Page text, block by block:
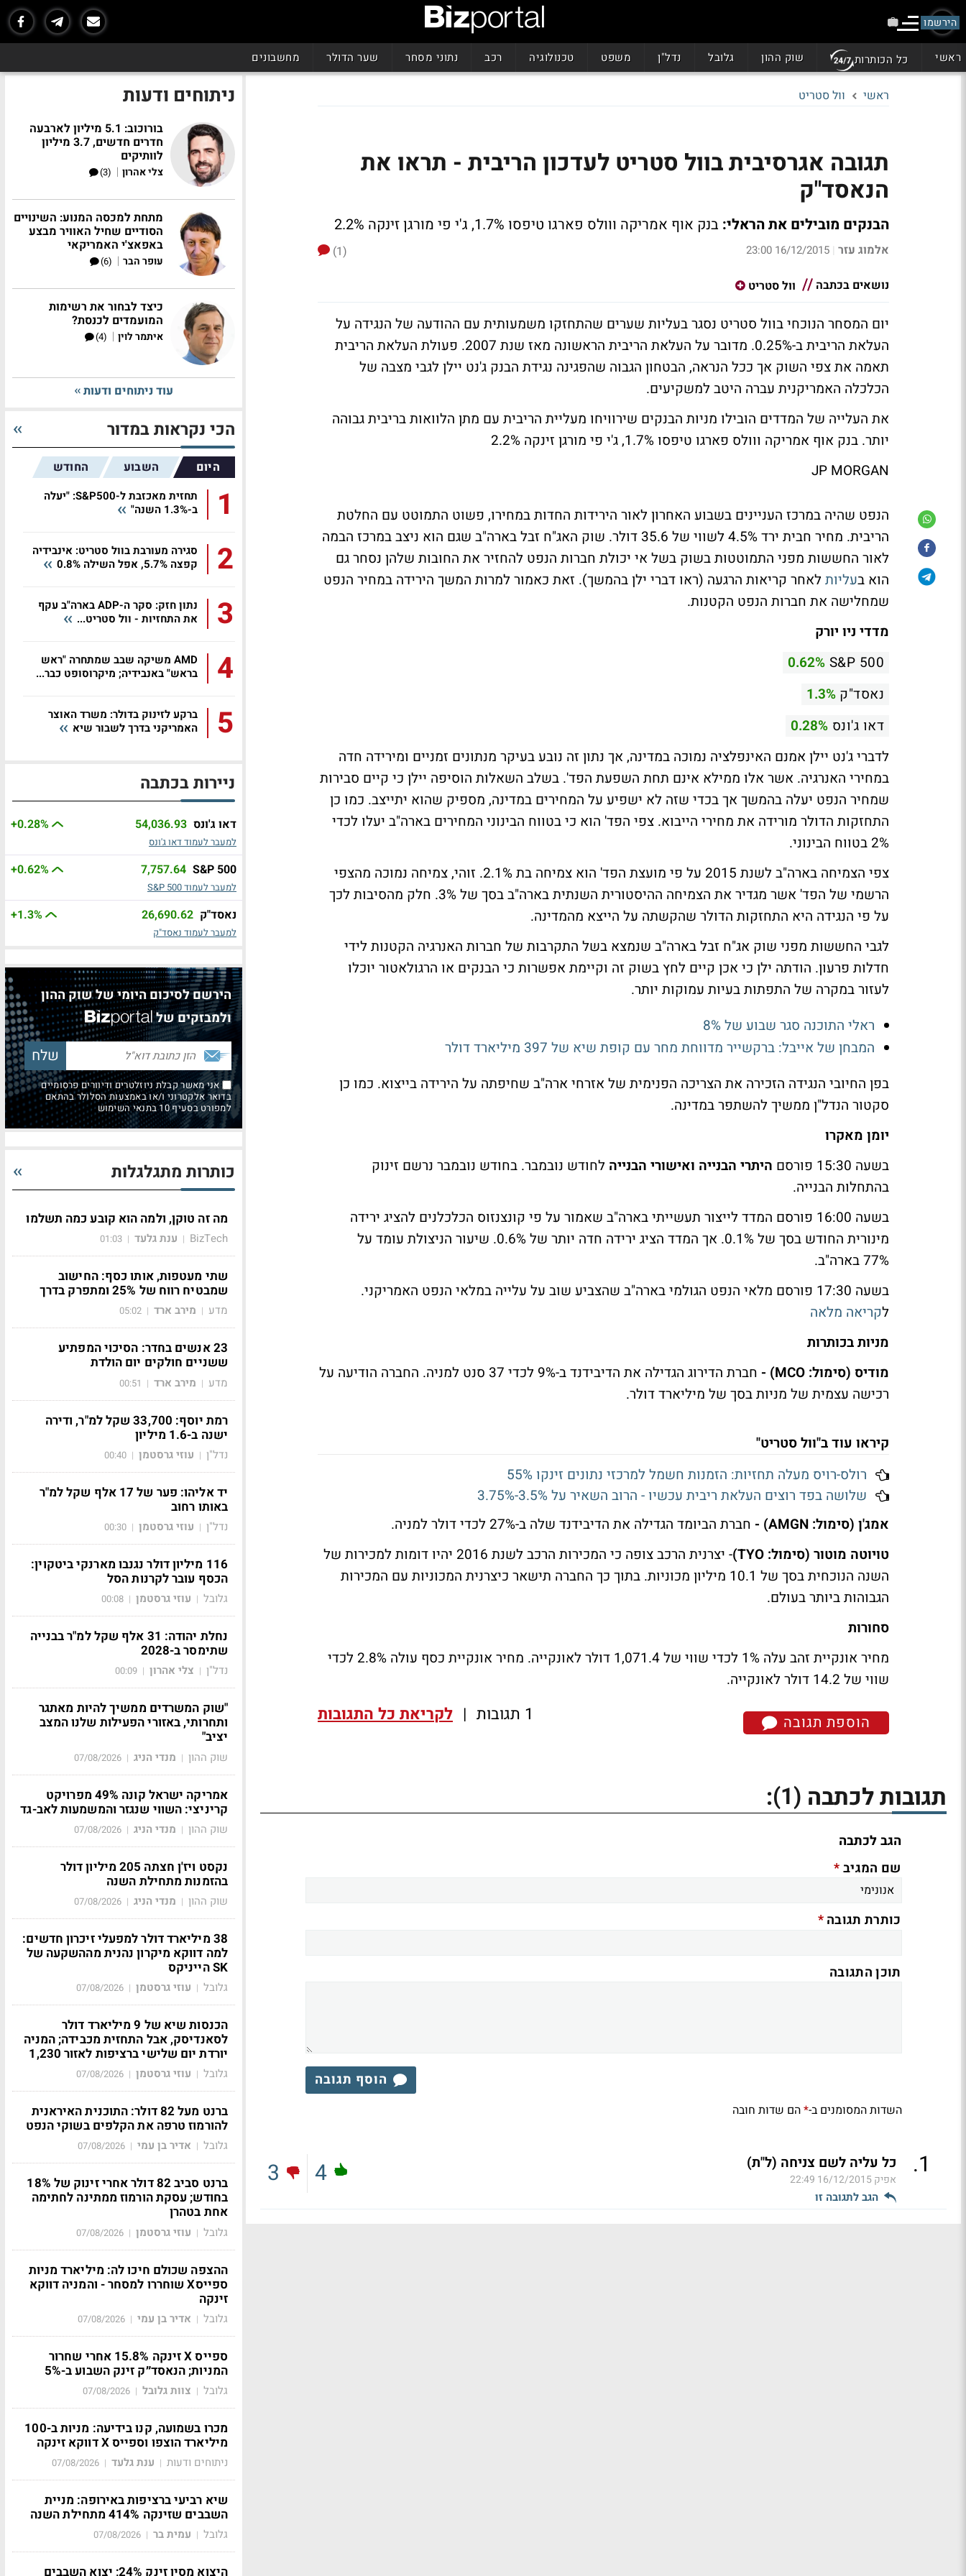
הירשמו
ראשי כל הכותרות שוק ההון גלובל נדל"ן משפט טכנולוגיה רכב נתוני מסחר שער הדולר מחשבונים
ראשי וול סטריט
תגובה אגרסיבית בוול סטריט לעדכון הריבית - תראו את
הנאסד"ק
הבנקים מובילים את הראלי: בנק אוף אמריקה ווולס פארגו טיפסו 1.7%, ג'י פי מורגן זינקה 2.2%
אלמוג עזר |
16/12/2015 23:00
(1)
נושאים בכתבה
וול סטריט
יום המסחר הנוכחי בוול סטריט נסגר בעליות שערים שהתחזקו משמעותית עם ההודעה של הנגידה על
העלאת הריבית ב-0.25%. מדובר על העלאת הריבית הראשונה מאז שנת 2007. פעולת העלאת הריבית
תאמה את צפי השוק אך ככל הנראה, הבטחון הגבוה שהפגינה נגידת הבנק ג'נט יילן לגבי מצבה של
הכלכלה האמריקנית עברה היטב למשקיעים.
את העלייה של המדדים הובילו מניות הבנקים שירוויחו מעליית הריבית עם מתן הלוואות בריבית גבוהה
יותר. בנק אוף אמריקה ווולס פארגו טיפסו 1.7%, ג'י פי מורגן זינקה 2.2%
​JP MORGAN
הנפט שהיה במרכז העניינים בשבוע האחרון לאור הירידות החדות במחירו, פשוט התמוטט עם החלטת
הריבית. מחיר חבית ירד 4.5% לשווי של 35.6 דולר. שוק האג"ח זבל בארה"ב שגם הוא ניצב במרכז הבמה
לאור החששות מפני התמוטטות בשוק בשל אי יכולת חברות הנפט להחזיר את החובות שלהן נסחר גם
הוא בעליות לאחר קריאות הרגעה (ראו דברי ילן בהמשך). זאת כאמור למרות המשך הירידה במחיר הנפט
שמחלישה את חברות הנפט הקטנות.
מדדי ניו יורק
S&P 500
0.62%
נאסד"ק 1.3%
דאו ג'ונס 0.28%
לדברי ג'נט יילן אמנם האינפלציה נמוכה במדינה, אך נתון זה נובע בעיקר מנתונים זמניים ומירידה חדה
במחירי האנרגיה. אשר אלו ממילא אינם תחת השפעת הפד'. בשלב השאלות הוסיפה יילן כי קיים סבירות
שמחיר הנפט יעלה בהמשך אך בכדי שזה לא ישפיע על המחירים במדינה, מספיק שהוא יתייצב. כמו כן
התחזקות הדולר מורידה את מחירי הייבוא. צפי הפד' הוא כי בטווח הבינוני המחירים בארה"ב יעלו לכדי
2% בטווח הבינוני.
צפי הצמיחה בארה"ב לשנת 2015 על פי מועצת הפד' הוא צמיחה בת 2.1%. זוהי, צמיחה נמוכה מהצפי
הרשמי של הפד' אשר מגדיר את הצמיחה ההיסטורית השנתית בארה"ב בסך של 3%. חלק מהסיבות לכך
על פי הנגידה היא התחזקות הדולר שהקשתה על הייצא מהמדינה.
לגבי החששות מפני שוק אג"ח זבל בארה"ב שנמצא בשל התקרבות של חברות האנרגיה הקטנות לידי
חדלות פרעון. הודתה ילן כי אכן קיים לחץ בשוק זה וקיימת אפשרות כי הבנקים או הרגולאטור יוכלו
לעזור במקרה של התפתות בעיות עמוקות יותר.
ראלי התוכנה סגר שבוע של 8%
המבחן של אייבל: ברקשייר מדווחת מחר עם קופת שיא של 397 מיליארד דולר
בפן החיובי הנגידה הזכירה את הצריכה הפנימית של אזרחי ארה"ב שחיפתה על הירידה בייצוא. כמו כן
סקטור הנדל"ן ממשיך להשתפר במדינה.
יומן מאקרו
בשעה 15:30 פורסם
היתרי הבנייה ואישורי הבנייה לחודש נובמבר. בחודש נובמבר נרשם זינוק
בהתחלות הבנייה.
בשעה 16:00 פורסם המדד לייצור תעשייתי בארה"ב שאמור על פי קונצנזוס הכלכלנים להציג ירידה
מינורית החודש בסך של 0.1%. אך המדד הציג ירידה חדה יותר של 0.6%. שיעור הניצולת עומד על
77% בארה"ב.
בשעה 17:30 פורסם מלאי הנפט הגולמי בארה"ב שהצביע שוב על עלייה במלאי הנפט האמריקני.
לקריאה מלאה
מניות בכותרות
מודיס (סימול: MCO) -
חברת הדירוג הגדילה את הדיבידנד ב-9% לכדי 37 סנט למניה. החברה הודיעה על
רכישה עצמית של מניות בסך של מיליארד דולר.
קיראו עוד ב"וול סטריט"
רולס-רויס מעלה תחזיות: הזמנות חשמל למרכזי נתונים זינקו 55%
שלושה בפד רוצים העלאת ריבית עכשיו - הרוב השאיר על 3.5%-3.75%
אמג'ן (סימול: AMGN) -
חברת הביומד הגדילה את הדיבידנד שלה ב-27% לכדי דולר למניה.
טויוטה מוטור (סימול: TYO)
- יצרנית הרכב צופה כי המכירות הרכב לשנת 2016 יהיו דומות למכירות של
השנה הנוכחית בסך של 10.1 מיליון מכוניות. בתוך כך החברה תישאר כיצרנית המכוניות עם המכירות
הגבוהות ביותר בעולם.
סחורות
מחיר אונקיית זהב עלה 1% לכדי שווי של 1,071.4 דולר לאונקייה. מחיר אונקיית כסף עולה 2.8% לכדי
שווי של 14.2 דולר לאונקייה.
הוספת תגובה 1 תגובות | לקריאת כל התגובות
תגובות לכתבה (1)
:
הגב לכתבה
שם המגיב*
כותרת תגובה*
תוכן התגובה
הוסף תגובה
השדות המסומנים ב-*הם שדות חובה
1
. כל עליה לשם צניחה (ל"ת)
אפיק16/12/2015 22:49
הגב לתגובה זו
4
3
ניתוחים ודעות
בורוכוב: 5.1 מיליון לארבעה
חדרים חדשים, 3.7 מיליון
לוותיקים
צלי אהרון |
(3)
מתחת למכסה המנוע: השינויים
הסודיים שחיל האוויר מבצע
באפאצ'י האמריקאי
עופר הבר |
(6)
כיצד לבחור את רשימות
המועמדים לכנסת?
איתמר לוין |
(4)
עוד ניתוחים ודעות
הכי נקראות במדור
היום השבוע החודש
1
תחזית מאכזבת ל-S&P500: "יעלה
ב-1.3% השנה"
2
סגירה מעורבת בוול סטריט: אינבידיה
קפצה 5.7%, אפל השילה 0.8%
3
נתון חזק: סקר ה-ADP בארה"ב עקף
את התחזיות - וול סטריט...
4
AMD משיקה שבב שמתחרה "ראש
בראש" באנבידיה; מיקרוסופט כבר...
5
ברקע לזינוק בדולר: משרד האוצר
האמריקני בדרך לשבור שיא
ניירות בכתבה
דאו ג'ונס 54,036.93
+0.28%
למעבר לעמוד דאו ג'ונס
S&P 500
7,757.64
+0.62%
למעבר לעמוד S&P 500
נאסד"ק 26,690.62
+1.3%
למעבר לעמוד נאסד"ק
הירשם לסיכום היומי של שוק ההון
ולמבזקים של
אני מאשר קבלת ניוזלטרים ודיוורים פרסומיים
בדואר אלקטרוני ו/או באמצעות הסלולר בהתאם
למפורט בסעיף 10 בתנאי השימוש
כותרות מתגלגלות
מה זה טוקן, ולמה הוא קובע כמה תשלמו
BizTech
| ענת גלעד |
01:03
שתי מעטפות, אותו כסף: החישוב
שמבטיח רווח של 25% ומתפרק בדרך
מדע | מירב ארד |
05:02
23 אנשים בחדר: הסיכוי המפתיע
ששניים חולקים יום הולדת
מדע | מירב ארד |
00:51
רמת יוסף: 33,700 שקל למ"ר, ודירה
ישנה ב-1.6 מיליון
נדל"ן | עוזי גרסטמן |
00:40
יד אליהו: פער של 17 אלף שקל למ"ר
באותו רחוב
נדל"ן | עוזי גרסטמן |
00:30
116 מיליון דולר נגנבו מארנקי ביטקוין:
הכסף עובר לקרנות הסל
גלובל | עוזי גרסטמן |
00:08
נחלת יהודה: 31 אלף שקל למ"ר בבנייה
שתימסר ב-2028
נדל"ן | צלי אהרון |
00:09
"שוק המשרדים ממשיך להיות מאתגר
ותחרותי, באזורי הפעילות שלנו המצב
יציב"
שוק ההון | מנדי הניג |
07/08/2026
אמריקה ישראל קונה 49% מפרויקט
קריניצי: השווי שנגזר והמשמעות לאב-גד
שוק ההון | מנדי הניג |
07/08/2026
נקסט ויז'ן חצתה 205 מיליון דולר
בהזמנות מתחילת השנה
שוק ההון | מנדי הניג |
07/08/2026
38 מיליארד דולר למפעלי זיכרון חדשים:
למה דווקא מיקרון נהנית מההשקעה של
SK הייניקס
גלובל | עוזי גרסטמן |
07/08/2026
הכנסות שיא של 9 מיליארד דולר
לסאנדיסק, אבל התחזית מכבידה; המניה
יורדת יום שלישי ברציפות לאזור 1,230
גלובל | עוזי גרסטמן |
07/08/2026
ברנט מעל 82 דולר: התוכנית האיראנית
להורמוז טרפה את הקלפים בשוקי הנפט
גלובל | אדיר בן עמי |
07/08/2026
ברנט סביב 82 דולר אחרי זינוק של 18%
בחודש; עסקת הורמוז ממתינה לחתימה
אחת בטהרן
גלובל | עוזי גרסטמן |
07/08/2026
ההצפה שכולם חיכו לה: מיליארד מניות
ספייסX שוחררו למסחר - והמניה דווקא
זינקה
גלובל | אדיר בן עמי |
07/08/2026
ספייס X זינקה 15.8% אחרי שחרור
המניות; הנאסד״ק זינק השבוע ב-5%
גלובל | צוות גלובל |
07/08/2026
מכרו בשמועה, קנו בידיעה: מניות ב-100
מיליארד הוצפו וספייס X דווקא זינקה
ניתוחים ודעות | ענת גלעד |
07/08/2026
שיא רביעי ברציפות באירופה: מניית
השבבים שזינקה 414% מתחילת השנה
גלובל | עמית בר |
07/08/2026
היצוא מסין זינק 24%; יצוא השבבים